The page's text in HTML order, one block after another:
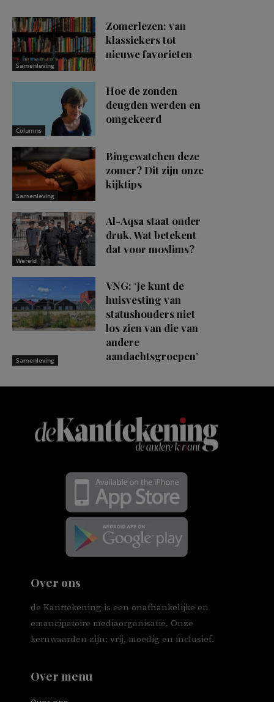
Samenleving
Zomerlezen: van
klassiekers tot
nieuwe favorieten
Columns
Hoe de zonden
deugden werden en
omgekeerd
Samenleving
Bingewatchen deze
zomer? Dit zijn onze
kijktips
Wereld
Al-Aqsa staat onder
druk. Wat betekent
dat voor moslims?
Samenleving
VNG: ‘Je kunt de
huisvesting van
statushouders niet
los zien van die van
andere
aandachtsgroepen’
Over ons
de Kanttekening is een onafhankelijke en
emancipatoire mediaorganisatie. Onze
kernwaarden zijn: vrij, moedig en inclusief.
Over menu